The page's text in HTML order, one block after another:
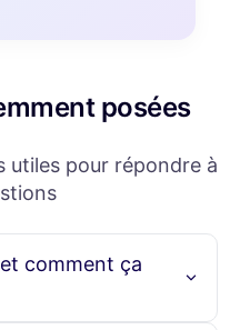
posées
utiles pour répondre à
comment ça